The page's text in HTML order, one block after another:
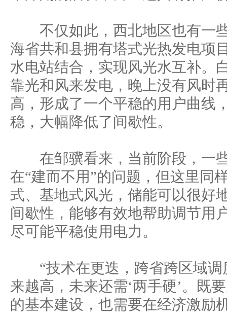
不仅如此，西北地区也有一
海省共和县拥有塔式光热发电项
水电站结合，实现风光水互补。
靠光和风来发电，晚上没有风时
高，形成了一个平稳的用户曲线
稳，大幅降低了间歇性。
在邹骥看来，当前阶段，一
在“建而不用”的问题，但这里同
式、基地式风光，储能可以很好
间歇性，能够有效地帮助调节用
尽可能平稳使用电力。
“技术在更迭，跨省跨区域调
来越高，未来还需‘两手硬’。既
的基本建设，也需要在经济激励